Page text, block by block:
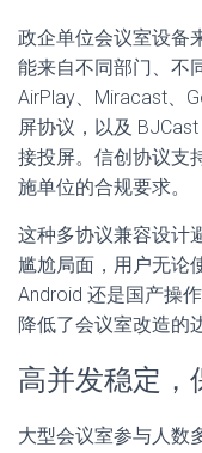
政企单位会议室设备
能来自不同部门、不
AirPlay、Miracast、
屏协议，以及
接投屏。信创协议支
施单位的合规要求。
这种多协议兼容设计
尴尬局面，用户无论
Android 还是国产操
降低了会议室改造的
高并发稳定，
大型会议室参与人数